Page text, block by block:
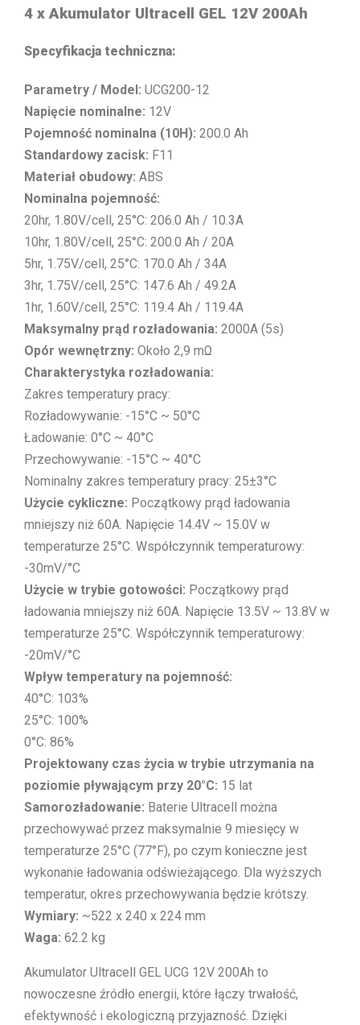
4 x Akumulator Ultracell GEL 12V 200Ah
Specyfikacja techniczna:
Parametry / Model: UCG200-12
Napięcie nominalne: 12V
Pojemność nominalna (10H): 200.0 Ah
Standardowy zacisk: F11
Materiał obudowy: ABS
Nominalna pojemność:
20hr, 1.80V/cell, 25°C: 206.0 Ah / 10.3A
10hr, 1.80V/cell, 25°C: 200.0 Ah / 20A
5hr, 1.75V/cell, 25°C: 170.0 Ah / 34A
3hr, 1.75V/cell, 25°C: 147.6 Ah / 49.2A
1hr, 1.60V/cell, 25°C: 119.4 Ah / 119.4A
Maksymalny prąd rozładowania: 2000A (5s)
Opór wewnętrzny: Około 2,9 mΩ
Charakterystyka rozładowania:
Zakres temperatury pracy:
Rozładowywanie: -15°C ~ 50°C
Ładowanie: 0°C ~ 40°C
Przechowywanie: -15°C ~ 40°C
Nominalny zakres temperatury pracy: 25±3°C
Użycie cykliczne: Początkowy prąd ładowania
mniejszy niż 60A. Napięcie 14.4V ~ 15.0V w
temperaturze 25°C. Współczynnik temperaturowy:
-30mV/°C
Użycie w trybie gotowości: Początkowy prąd
ładowania mniejszy niż 60A. Napięcie 13.5V ~ 13.8V w
temperaturze 25°C. Współczynnik temperaturowy:
-20mV/°C
Wpływ temperatury na pojemność:
40°C: 103%
25°C: 100%
0°C: 86%
Projektowany czas życia w trybie utrzymania na
poziomie pływającym przy 20°C: 15 lat
Samorozładowanie: Baterie Ultracell można
przechowywać przez maksymalnie 9 miesięcy w
temperaturze 25°C (77°F), po czym konieczne jest
wykonanie ładowania odświeżającego. Dla wyższych
temperatur, okres przechowywania będzie krótszy.
Wymiary: ~522 x 240 x 224 mm
Waga: 62.2 kg
Akumulator Ultracell GEL UCG 12V 200Ah to
nowoczesne źródło energii, które łączy trwałość,
efektywność i ekologiczną przyjazność. Dzięki